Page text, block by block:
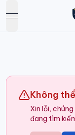
open navigation
Không
Xin lỗi,
đang tìm